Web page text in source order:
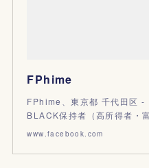
FPhime
FPhime、東京都 千代田区 -
BLACK保持者（高所得者・
www.facebook.com